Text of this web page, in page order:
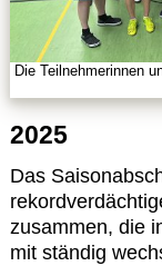
Die Teilnehmerinnen
2025
Das
zusammen, die
mit ständig